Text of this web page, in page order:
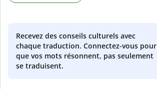
Recevez des conseils culturels avec
chaque traduction. Connectez-vous pour
que vos mots résonnent, pas seulement
se traduisent.